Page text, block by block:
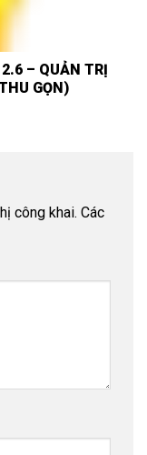
– QUẢN TRỊ
GỌN)
công khai. Các